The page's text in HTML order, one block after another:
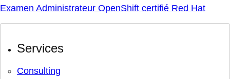
Examen Administrateur OpenShift certifié Red Hat
Services
Consulting